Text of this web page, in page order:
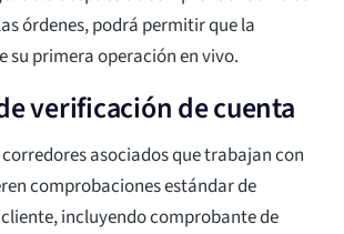
órdenes, podrá permitir que la
su primera operación en vivo.
verificación de cuenta
asociados que trabajan con
comprobaciones estándar de
incluyendo comprobante de